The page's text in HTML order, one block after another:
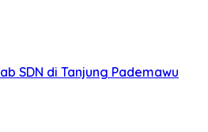
SDN di Tanjung Pademawu